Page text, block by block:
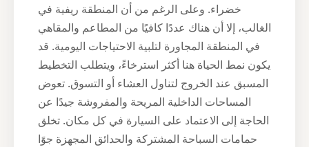
خضراء. وعلى الرغم من أن المنطقة ريفية في
الغالب، إلا أن هناك عددًا كافيًا من المطاعم والمقاهي
في المنطقة المجاورة لتلبية الاحتياجات اليومية. قد
يكون نمط الحياة هنا أكثر استرخاءً، ويتطلب التخطيط
المسبق عند الخروج لتناول العشاء أو التسوق. تعوض
المساحات الداخلية المريحة والمفروشة جيدًا عن
الحاجة إلى الاعتماد على السيارة في كل مكان. تخلق
حمامات السباحة المشتركة والحدائق المجهزة جوًا